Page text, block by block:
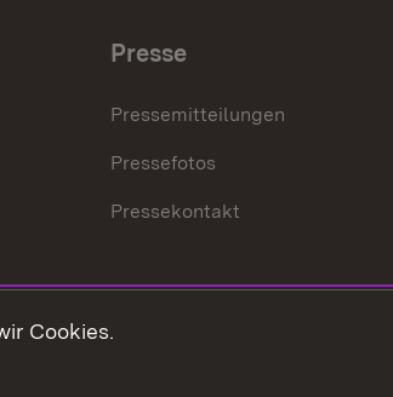
Presse
Pressemitteilungen
Pressefotos
Pressekontakt
Cookies.